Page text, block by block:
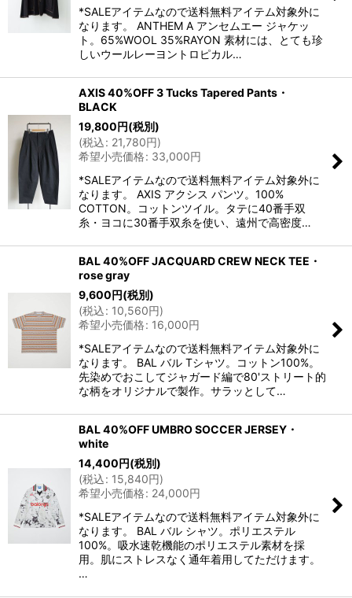
*SALEアイテムなので送料無料アイテム対象外に
なります。 ANTHEM A アンセムエー ジャケッ
ト。65%WOOL 35%RAYON 素材には、とても珍
しいウールレーヨントロピカル…
AXIS 40%OFF 3 Tucks Tapered Pants・
BLACK
19,800円(税別)
(税込: 21,780円)
希望小売価格: 33,000円
*SALEアイテムなので送料無料アイテム対象外に
なります。 AXIS アクシス パンツ。100%
COTTON。コットンツイル。タテに40番手双
糸・ヨコに30番手双糸を使い、遠州で高密度…
BAL 40%OFF JACQUARD CREW NECK TEE・
rose gray
9,600円(税別)
(税込: 10,560円)
希望小売価格: 16,000円
*SALEアイテムなので送料無料アイテム対象外に
なります。 BAL バル Tシャツ。コットン100%。
先染めでおこしてジャガード編で80'ストリート的
な柄をオリジナルで製作。サラッとして…
BAL 40%OFF UMBRO SOCCER JERSEY・
white
14,400円(税別)
(税込: 15,840円)
希望小売価格: 24,000円
*SALEアイテムなので送料無料アイテム対象外に
なります。 BAL バル シャツ。ポリエステル
100%。吸水速乾機能のポリエステル素材を採
用。肌にストレスなく通年着用してただけます。
…